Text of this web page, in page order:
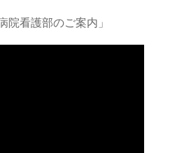
院看護部のご案内」